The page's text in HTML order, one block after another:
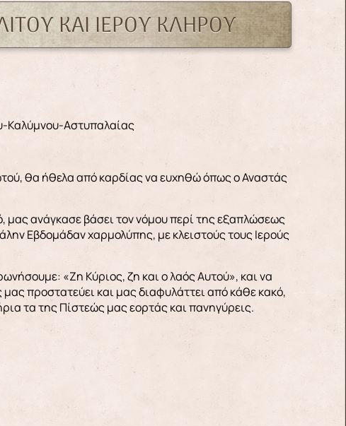
ΚΑΙ ΙΕΡΟΥ ΚΛΗΡΟΥ
Καλύμνου-Αστυπαλαίας
θα ήθελα από καρδίας να ευχηθώ όπως ο Αναστάς
μας ανάγκασε βάσει τον νόμου περί της εξαπλώσεως
Εβδομάδαν χαρμολύπης, με κλειστούς τους Ιερούς
«Ζη Κύριος, ζη και ο λαός Αυτού», και να
προστατεύει και μας διαφυλάττει από κάθε κακό,
τα της Πίστεώς μας εορτάς και πανηγύρεις.